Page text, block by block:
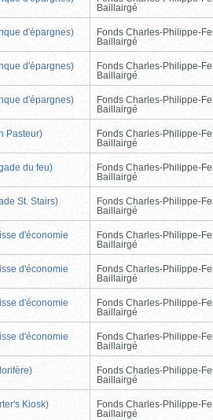
Baillairgé
d'épargnes)
Fonds Charles-Philippe-
Baillairgé
d'épargnes)
Fonds Charles-Philippe-
Baillairgé
d'épargnes)
Fonds Charles-Philippe-
Baillairgé
Pasteur)
Fonds Charles-Philippe-
Baillairgé
du feu)
Fonds Charles-Philippe-
Baillairgé
St. Stairs)
Fonds Charles-Philippe-
Baillairgé
d'économie
Fonds Charles-Philippe-
Baillairgé
d'économie
Fonds Charles-Philippe-
Baillairgé
d'économie
Fonds Charles-Philippe-
Baillairgé
d'économie
Fonds Charles-Philippe-
Baillairgé
Fonds Charles-Philippe-
Baillairgé
Kiosk)
Fonds Charles-Philippe-
Baillairgé